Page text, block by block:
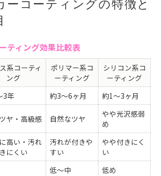
ーコーティングの特徴と
ティング効果比較表
系コーティ
ング
ポリマー系コ
ーティング
シリコン系コ
ーティング
3年 約3～6ヶ月 約1～3ヶ月
ヤ・高級感 自然なツヤ
やや光沢感弱
め
高い・汚れ
にくい
汚れが付きや
すい
やや付きにく
い
低～中
低め